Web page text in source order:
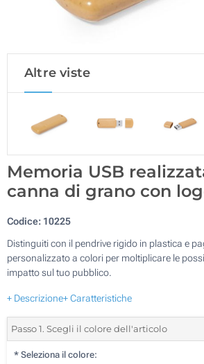
Altre viste
Memoria USB
canna di grano con
Codice: 10225
Distinguiti con il pendrive rigido in plastica e
personalizzato a colori per moltiplicare le
impatto sul tuo pubblico.
+ Descrizione+ Caratteristiche
Passo 1. Scegli il colore dell'articolo
* Seleziona il colore: